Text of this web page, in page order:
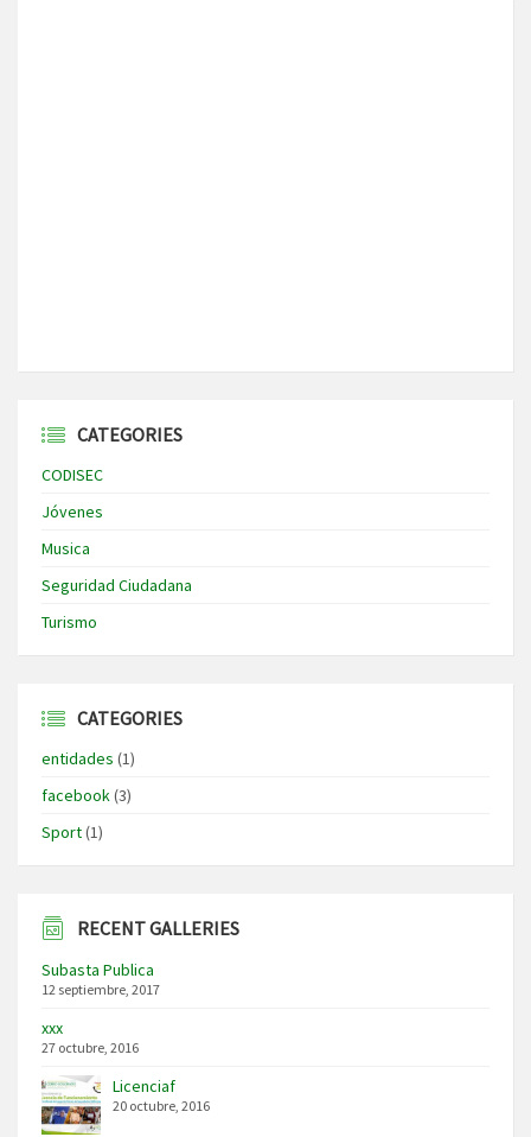
CATEGORIES
CODISEC
Jóvenes
Musica
Seguridad Ciudadana
Turismo
CATEGORIES
entidades (1)
facebook(3)
Sport(1)
RECENT GALLERIES
Subasta Publica
12 septiembre, 2017
xxx
27 octubre, 2016
Licenciaf
20 octubre, 2016